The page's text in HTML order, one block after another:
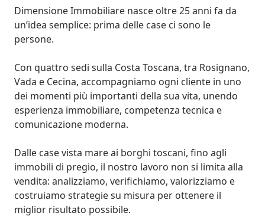
Dimensione Immobiliare nasce oltre 25 anni fa da
un’idea semplice: prima delle case ci sono le
persone.
Con quattro sedi sulla Costa Toscana, tra Rosignano,
Vada e Cecina, accompagniamo ogni cliente in uno
dei momenti più importanti della sua vita, unendo
esperienza immobiliare, competenza tecnica e
comunicazione moderna.
Dalle case vista mare ai borghi toscani, fino agli
immobili di pregio, il nostro lavoro non si limita alla
vendita: analizziamo, verifichiamo, valorizziamo e
costruiamo strategie su misura per ottenere il
miglior risultato possibile.